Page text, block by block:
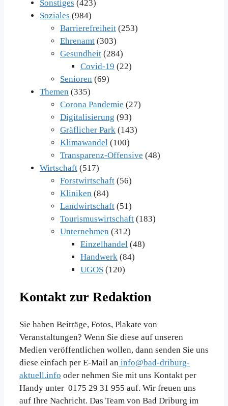
Sonstiges (423)
Soziales (984)
Barrierefreiheit (253)
Ehrenamt (303)
Gesundheit (284)
Covid-19 (22)
Senioren (69)
Themen (335)
Corona Pandemie (27)
Digitalisierung (93)
Gräflicher Park (143)
Klimawandel (100)
Transparenz-Offensive (48)
Wirtschaft (517)
Forstwirtschaft (56)
Kliniken (84)
Landwirtschaft (51)
Tourismuswirtschaft (183)
Unternehmen (312)
Einzelhandel (48)
Handwerk (84)
UGOS (120)
Kontakt zur Redaktion
Sie haben Beiträge, Fotos, Plakate von
Veranstaltungen? Wenn Sie diese auf unseren
Medien veröffentlichen wollen, dann senden Sie uns
diese einfach per E-Mail an info@bad-driburg-
aktuell.info oder nehmen Sie mit uns Kontakt per
Handy unter 0175 29 31 955 auf. Wir freuen uns
auf Ihre Nachricht. Das Team von Bad Driburg im